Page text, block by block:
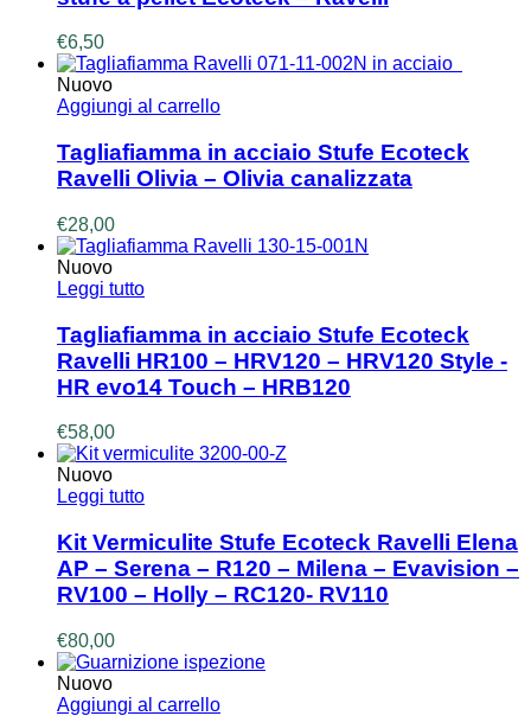
€6,50
Nuovo
Aggiungi al carrello
Tagliafiamma in acciaio Stufe Ecoteck
Ravelli Olivia – Olivia canalizzata
€28,00
Nuovo
Leggi tutto
Tagliafiamma in acciaio Stufe Ecoteck
Ravelli HR100 – HRV120 – HRV120 Style -
HR evo14 Touch – HRB120
€58,00
Nuovo
Leggi tutto
Kit Vermiculite Stufe Ecoteck Ravelli Elena
AP – Serena – R120 – Milena – Evavision –
RV100 – Holly – RC120- RV110
€80,00
Nuovo
Aggiungi al carrello